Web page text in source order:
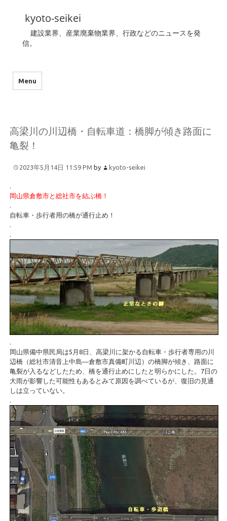
kyoto-seikei
建設業界、産業廃棄物業界、行政などのニュースを発
信。
Menu
高梁川の川辺橋・自転車道：橋脚が傾き路面に
亀裂！
2023年5月14日 11:59 PM by kyoto-seikei
.
岡山県倉敷市と総社市を結ぶ橋！
.
自転車・歩行者用の橋が通行止め！
.
.
.
岡山県備中県民局は5月8日、高梁川に架かる自転車・歩行者専用の川
辺橋（総社市清音上中島―倉敷市真備町川辺）の橋脚が傾き、路面に
亀裂が入るなどしたため、橋を通行止めにしたと明らかにした。7日の
大雨が影響した可能性もあるとみて原因を調べているが、復旧の見通
しは立っていない。
.